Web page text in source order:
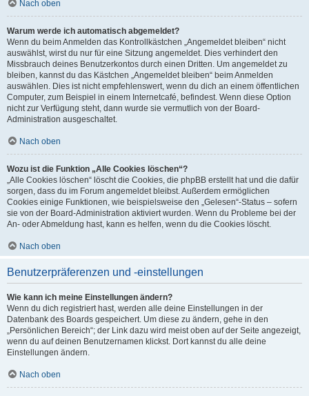
Nach oben
Warum werde ich automatisch abgemeldet?
Wenn du beim Anmelden das Kontrollkästchen „Angemeldet bleiben“ nicht
auswählst, wirst du nur für eine Sitzung angemeldet. Dies verhindert den
Missbrauch deines Benutzerkontos durch einen Dritten. Um angemeldet zu
bleiben, kannst du das Kästchen „Angemeldet bleiben“ beim Anmelden
auswählen. Dies ist nicht empfehlenswert, wenn du dich an einem öffentlichen
Computer, zum Beispiel in einem Internetcafé, befindest. Wenn diese Option
nicht zur Verfügung steht, dann wurde sie vermutlich von der Board-
Administration ausgeschaltet.
Nach oben
Wozu ist die Funktion „Alle Cookies löschen“?
„Alle Cookies löschen“ löscht die Cookies, die phpBB erstellt hat und die dafür
sorgen, dass du im Forum angemeldet bleibst. Außerdem ermöglichen
Cookies einige Funktionen, wie beispielsweise den „Gelesen“-Status – sofern
sie von der Board-Administration aktiviert wurden. Wenn du Probleme bei der
An- oder Abmeldung hast, kann es helfen, wenn du die Cookies löscht.
Nach oben
Benutzerpräferenzen und -einstellungen
Wie kann ich meine Einstellungen ändern?
Wenn du dich registriert hast, werden alle deine Einstellungen in der
Datenbank des Boards gespeichert. Um diese zu ändern, gehe in den
„Persönlichen Bereich“; der Link dazu wird meist oben auf der Seite angezeigt,
wenn du auf deinen Benutzernamen klickst. Dort kannst du alle deine
Einstellungen ändern.
Nach oben